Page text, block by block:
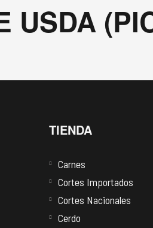
USDA
TIENDA
Carnes
Cortes Importados
Cortes Nacionales
Cerdo